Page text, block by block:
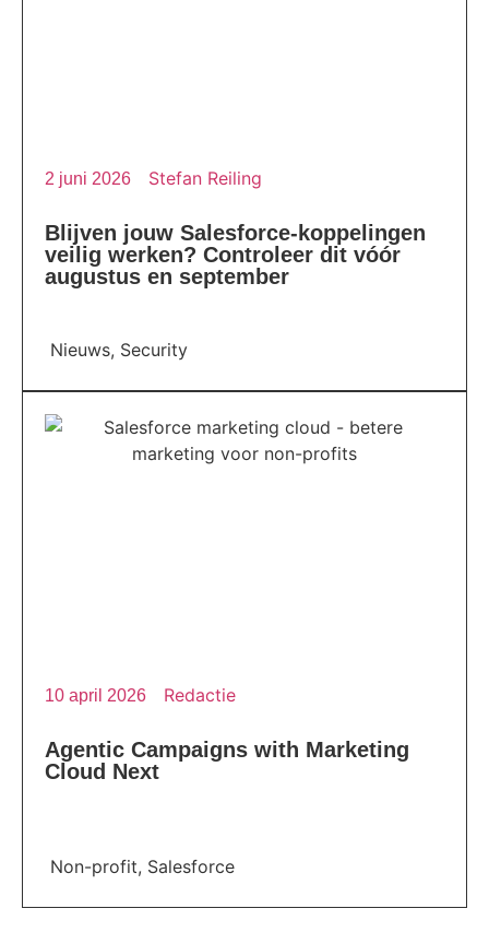
2 juni 2026 Stefan Reiling
Blijven jouw Salesforce-koppelingen
veilig werken? Controleer dit vóór
augustus en september
Nieuws, Security
10 april 2026 Redactie
Agentic Campaigns with Marketing
Cloud Next
Non-profit, Salesforce